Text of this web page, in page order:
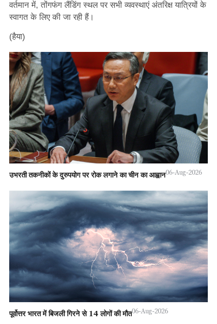
वर्तमान में, तोंगफंग लैंडिंग स्थल पर सभी व्यवस्थाएं अंतरिक्ष यात्रियों के
स्वागत के लिए की जा रही हैं।
(हैया)
उभरती तकनीकों के दुरुपयोग पर रोक लगाने का चीन का आह्वान06-Aug-2026
पूर्वोत्तर भारत में बिजली गिरने से 14 लोगों की मौत06-Aug-2026